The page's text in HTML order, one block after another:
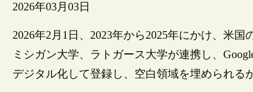
2026年03月03日
2026年2月1日、2023年から2025年にかけ、米
ミシガン大学、ラトガース大学が連携し、
デジタル化して登録し、空白領域を埋められる